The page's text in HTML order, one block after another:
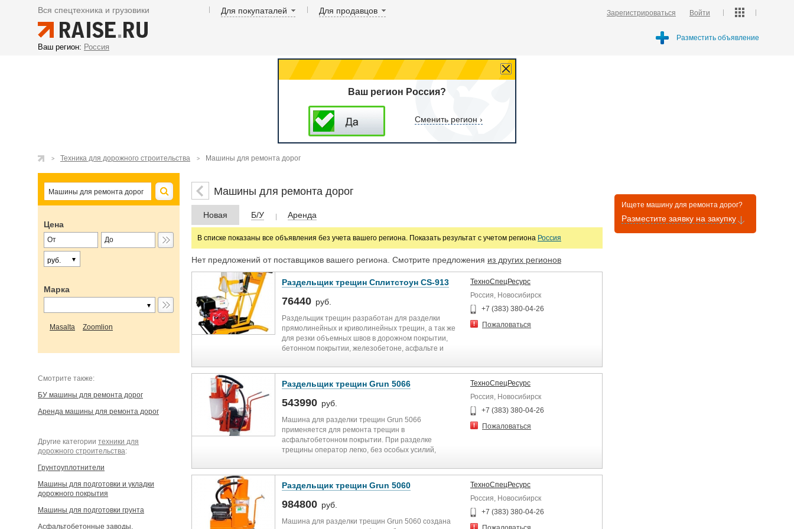
Вся спецтехника и грузовики Для покупаталей Для продавцов Зарегистрироваться Войти
Ваш регион: Россия
Разместить объявление
Ваш регион Россия?
Сменить регион ›
Техника для дорожного строительства Машины для ремонта дорог
Цена
руб.
Марка
Masalta Zoomlion
Cмотрите также:
БУ машины для ремонта дорог
Аренда машины для ремонта дорог
Другие категории техники для
дорожного строительства:
Грунтоуплотнители
Машины для подготовки и укладки
дорожного покрытия
Машины для подготовки грунта
Асфальтобетонные заводы,
Машины для ремонта дорог
Новая Б/У Аренда
В списке показаны все объявления без учета вашего региона. Показать результат с учетом региона Россия
Нет предложений от поставщиков вашего региона. Смотрите предложения из других регионов
Раздельщик трещин Сплитстоун CS-913
76440 руб.
Раздельщик трещин разработан для разделки
прямолинейных и криволинейных трещин, а так же
для резки объемных швов в дорожном покрытии,
бетонном покрытии, железобетоне, асфальте и
машиной комфортно работать на улице в хорошо
обратного вращения режущего алмазного диска, за
счет чего получается чистый и ровный шов. Наличие
пылеотвода также повышает комфорт работы и
убирает из технологического процесса продувку и
просушку шва.
Встроенный пылеотвод;
Рез на сухой поверхности;
Антивибрационная прорезиненная ручка.
Технические характеристики
ТехноСпецРесурс
Россия, Новосибирск
+7 (383) 380-04-26
Пожаловаться
Раздельщик трещин Grun 5066
543990 руб.
Машина для разделки трещин Grun 5066
применяется для ремонта трещин в
асфальтобетонном покрытии. При разделке
трещины оператор легко, без особых усилий,
отслеживая траекторию любой, даже очень
создает в ней камеру специальной формы, в которой
обеспечивается оптимальная работа залитого туда
герметизирующего материала. Для работы
используется фреза для сухого реза со специальной
ТехноСпецРесурс
Россия, Новосибирск
+7 (383) 380-04-26
Пожаловаться
Раздельщик трещин Grun 5060
984800 руб.
Машина для разделки трещин Grun 5060 создана
ТехноСпецРесурс
Россия, Новосибирск
+7 (383) 380-04-26
Ищете машину для ремонта дорог?
Разместите заявку на закупку